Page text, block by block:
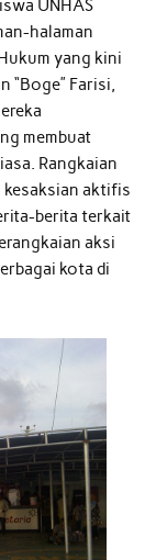
UNHAS
halaman
yang kini
“Boge” Farisi,
membuat
Rangkaian
kesaksian aktifis
berita terkait
aksi
kota di